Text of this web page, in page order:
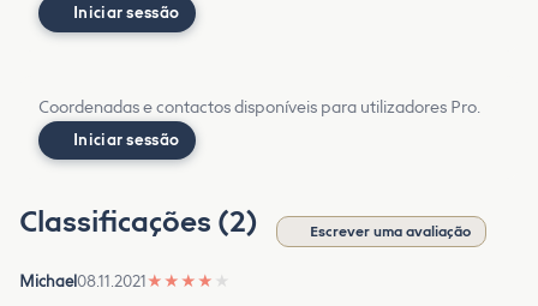
Iniciar sessão
Coordenadas e contactos disponíveis para utilizadores Pro.
Iniciar sessão
Classificações (2) Escrever uma avaliação
Michael08.11.2021★ ★ ★ ★ ★